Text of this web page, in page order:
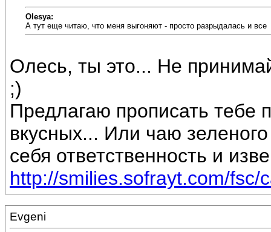
Olesya:
А тут еще читаю, что меня выгоняют - просто разрыдалась и все
Олесь, ты это... Не
;)
Предлагаю прописать тебе
вкусных... Или чаю
себя ответственность и
http://smilies.sofrayt.com/fsc/
Evgeni